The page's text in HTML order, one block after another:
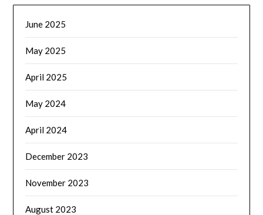
June 2025
May 2025
April 2025
May 2024
April 2024
December 2023
November 2023
August 2023